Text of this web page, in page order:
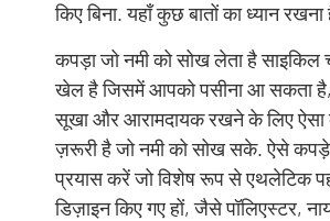
किए बिना. यहाँ कुछ बातों का ध्यान रखना
कपड़ा जो नमी को सोख लेता है साइकिल
खेल है जिसमें आपको पसीना आ सकता
सूखा और आरामदायक रखने के लिए ऐसा
ज़रूरी है जो नमी को सोख सके. ऐसे
प्रयास करें जो विशेष रूप से एथलेटिक
डिज़ाइन किए गए हों, जैसे पॉलिएस्टर,